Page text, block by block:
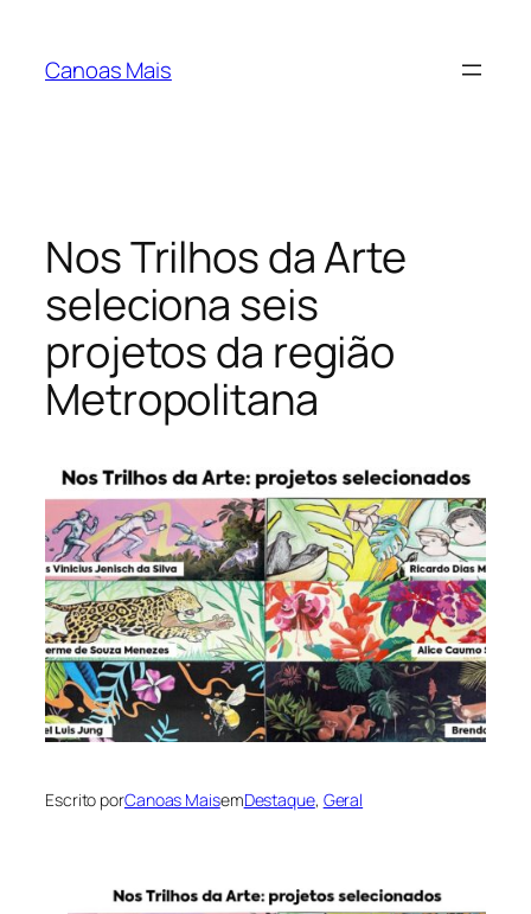
Canoas Mais
Nos Trilhos da Arte
seleciona seis
projetos da região
Metropolitana
Escrito porCanoas MaisemDestaque, Geral